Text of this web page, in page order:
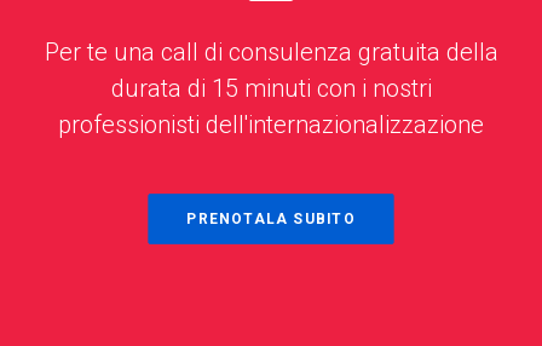
Per te una call di consulenza gratuita della
durata di 15 minuti con i nostri
professionisti dell'internazionalizzazione
PRENOTALA SUBITO